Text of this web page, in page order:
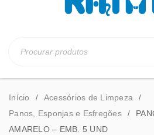
Início / Acessórios de Limpeza /
Panos, Esponjas e Esfregões /
AMARELO – EMB. 5 UND